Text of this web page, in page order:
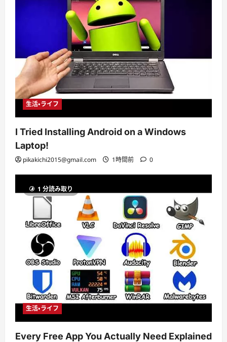
生活・ライフ
I Tried Installing Android on a Windows
Laptop!
pikakichi2015@gmail.com 1時間前 0
1 分読み取り
生活・ライフ
Every Free App You Actually Need Explained